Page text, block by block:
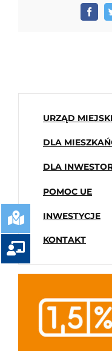
URZĄD MIEJSKI
DLA
DLA
POMOC UE
INWESTYCJE
KONTAKT